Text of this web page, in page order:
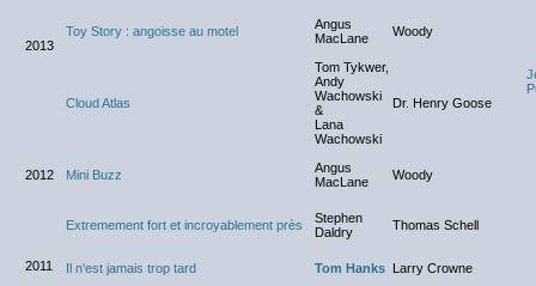
2013
Toy Story : angoisse au motel
Angus
MacLane
Woody
Cloud Atlas
Tom Tykwer,
Andy
Wachowski
&
Lana
Wachowski
Dr. Henry Goose
2012 Mini Buzz
Angus
MacLane
Woody
2011
Extremement fort et incroyablement près
Stephen
Daldry
Thomas Schell
Il n'est jamais trop tard Tom Hanks Larry Crowne